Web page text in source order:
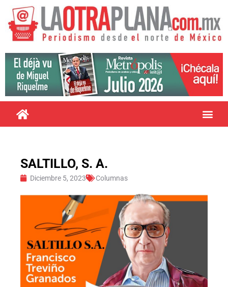
SALTILLO, S. A.
Diciembre 5, 2023 Columnas